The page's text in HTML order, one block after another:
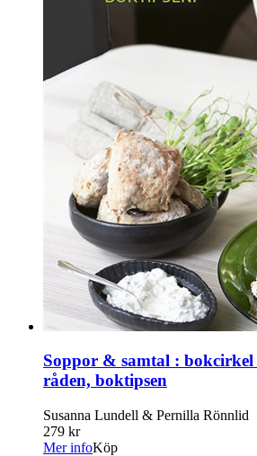
Soppor & samtal : bokcirkel
råden, boktipsen
Susanna Lundell & Pernilla Rönnlid
279 kr
Mer infoKöp